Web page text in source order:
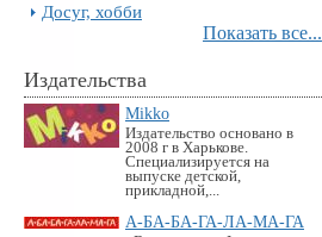
Досуг, хобби
Показать все...
Издательства
Mikko
Издательство основано в
2008 г в Харькове.
Специализируется на
выпуске детской,
прикладной,...
А-БА-БА-ГА-ЛА-МА-ГА